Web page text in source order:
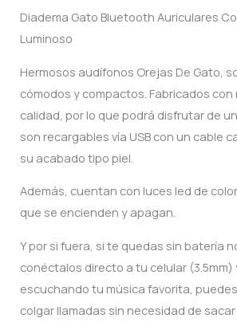
basado
puntuación
price
$600.00.
price
Diadema Gato Bluetooth Auriculares
Luminoso
Hermosos audífonos Orejas De Gato,
cómodos y compactos. Fabricados
calidad, por lo que podrá disfrutar de
son recargables vía USB con un cable
su acabado tipo piel.
Además, cuentan con luces led de
que se encienden y apagan.
Y por si fuera, si te quedas sin batería
conéctalos directo a tu celular (3.5mm)
escuchando tu música favorita,
colgar llamadas sin necesidad de